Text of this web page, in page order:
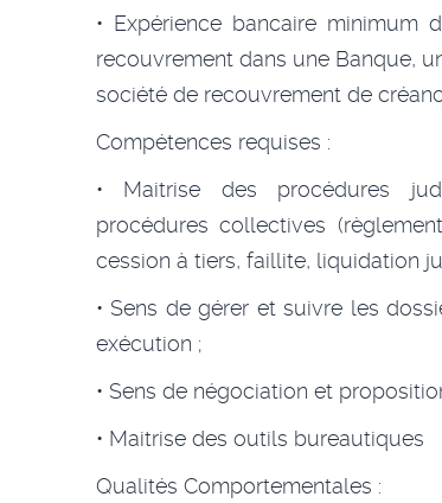
• Expérience bancaire
recouvrement dans une Banque,
société de recouvrement de
Compétences requises :
• Maitrise des procédures
procédures collectives
cession à tiers, faillite, liquidation
• Sens de gérer et suivre les
exécution ;
• Sens de négociation et
• Maitrise des outils bureautiques
Qualités Comportementales :